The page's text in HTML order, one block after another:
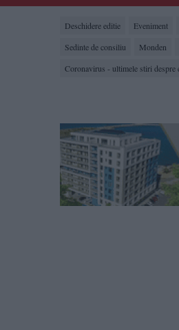
Deschidere editie Eveniment
Sedinte de consiliu
Monden
Coronavirus - ultimele stiri despre